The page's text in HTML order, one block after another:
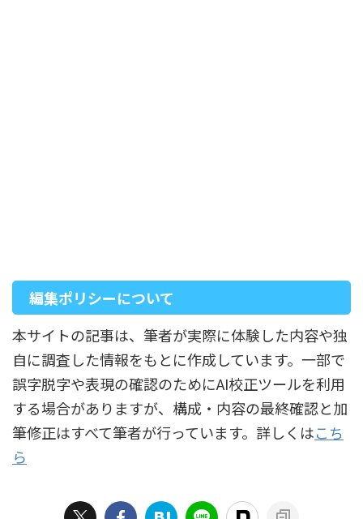
編集ポリシーについて
本サイトの記事は、筆者が実際に体験した内容や独
自に調査した情報をもとに作成しています。一部で
誤字脱字や表現の確認のためにAI校正ツールを利用
する場合がありますが、構成・内容の最終確認と加
筆修正はすべて筆者が行っています。詳しくはこち
ら